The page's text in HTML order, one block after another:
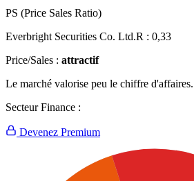
PS (Price Sales Ratio)
Everbright Securities Co. Ltd.R : 0,33
Price/Sales : attractif
Le marché valorise peu le chiffre d'affaires.
Secteur Finance :
Devenez Premium